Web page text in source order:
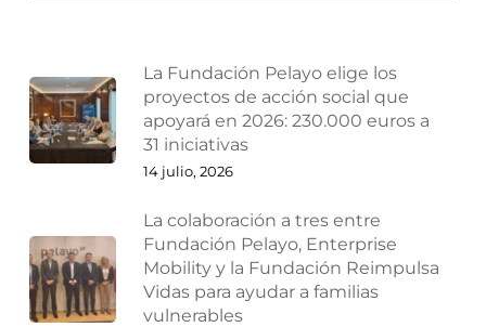
La Fundación Pelayo elige los
proyectos de acción social que
apoyará en 2026: 230.000 euros a
31 iniciativas
14 julio, 2026
La colaboración a tres entre
Fundación Pelayo, Enterprise
Mobility y la Fundación Reimpulsa
Vidas para ayudar a familias
vulnerables